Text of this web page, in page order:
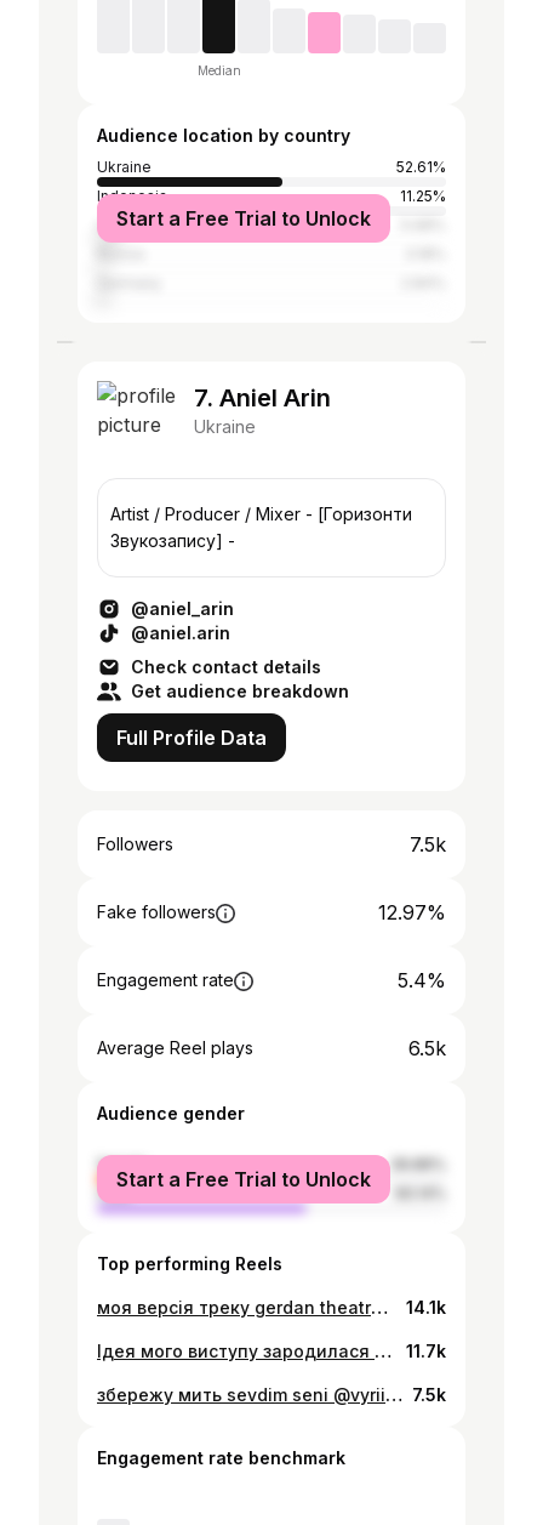
Median
Audience location by country
Ukraine
52.61%
Indonesia
11.25%
United States
Start a Free Trial to Unlock
7. Aniel Arin
Ukraine
Artist / Producer / Mixer - [Горизонти
Звукозапису] -
@aniel_arin
@aniel.arin
Check contact details
Get audience breakdown
Full Profile Data
Followers 7.5k
Fake followers 12.97%
Engagement rate 5.4%
Average Reel plays 6.5k
Audience gender
female
male
Start a Free Trial to Unlock
Top performing Reels
моя версія треку gerdan theatre - по-за ночі 🙌🏻 14.1k
Ідея мого виступу зародилася на Маланку. @gudkova_alyona підійшла до мене й каже, що задумала такий фестиваль. Я сказала, що подумаю, але приблизно в цей момент уже почала уявляти, якою може бути ця музика та як вона має звучати. Попри те, що в цей час завжди дуже важко щось планувати, я прийшла до @aniel_arin і кажу: «Давай робити». Я знаю Даню з самого початку свого шляху, тому довіра була 10/10. Дякую тобі, друже! Вдячна, що все було без тривог. Дякую, що це відбулося. Але не забуваймо, якою ціною! Донатьмо й дякуймо щодня. Вітаю всіх людей @vyrii.prostoneba Хочу, щоб це відбувалося і після перемоги, і щоб до нас приїжджали з-за кордону. Вірю. p.s. Це не нова Джа, це Джа, яку ви просто ще не бачили 😁🤪 Ph : @alex_demydenko @olizitch 11.7k
збережу мить sevdim seni @vyrii.prostoneba 7.5k
Engagement rate benchmark